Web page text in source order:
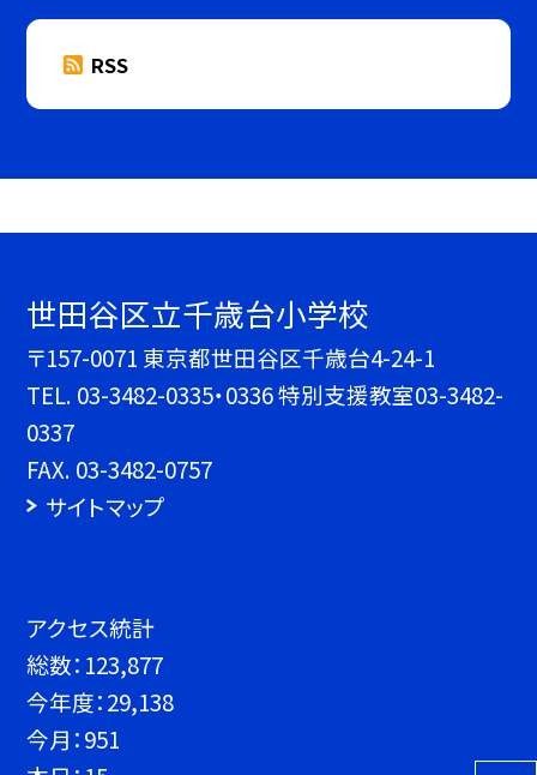
RSS
世田谷区立千歳台小学校
〒157-0071 東京都世田谷区千歳台4-24-1
TEL. 03-3482-0335・0336 特別支援教室03-3482-
0337
FAX. 03-3482-0757
サイトマップ
アクセス統計
総数： 123,877
今年度：29,138
今月：951